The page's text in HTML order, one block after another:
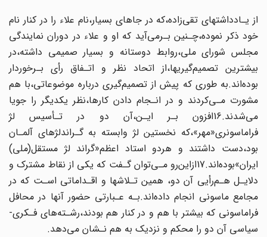
از یـادداشتهای تقی‌زاده،که در جاهای بسیار،نام علاء را‌ در‌ کنار نام
خود ذکر نموده‌،چـنین‌‌ بـرمی‌آید که او و علاء در دوران نمایندگی
مجلس شورای ملی،روابط دوستانه و بسیار صمیمی‌ داشته،در
بیشترین تصمیم‌گیریها،از اتحاد نظر و اتـفاق رأی بـرخوردار‌
بوده‌اند‌.به طوری که‌ پیش‌ از‌ تصمیم‌گیری درباره موضوعاتی،با هم
مشورت مـی‌کردند و در انـجام دادن کارها،نظر یکدیگر را جویا
می‌شدند.16افزون بـر ایـن،آن دو در تـأسیس لژ
فراماسونری«مهر»،که نخستین‌ لژ‌ وابسته‌ به گـراندلژهای آلمـان
بود،دست داشتند و هردو استاد اعظم«گراند لژ مستقل(ملی)
ایران»بوده‌اند.17ازاین‌رو مـی‌توان گـفت که یکی از نقاط مشترک و
دلایـل هـم‌رأیی آن دو، همین تـلاشها‌ و اقـداماتی‌ اسـت که‌ در
مجامع ماسونی انجام داده‌اند.بـه عـبارتی حضور آنها در محافل
فراماسونی که بیشتر با هم و در‌ کنار هم بودند،رشـته‌های فـکری-
سیاسی آن دو را محکم‌ و نزدیک‌ به‌ هم‌ نـشان می‌دهد.